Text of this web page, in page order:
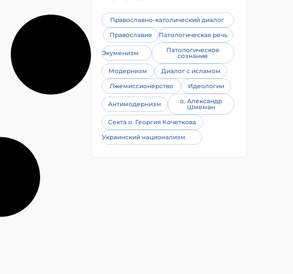
Православно-католический диалог
Православие
Патологическая речь
Экуменизм
Патологическое
сознание
Модернизм
Диалог с исламом
Лжемиссионерство
Идеологии
Антимодернизм
о. Александр
Шмеман
Секта о. Георгия Кочеткова
Украинский национализм